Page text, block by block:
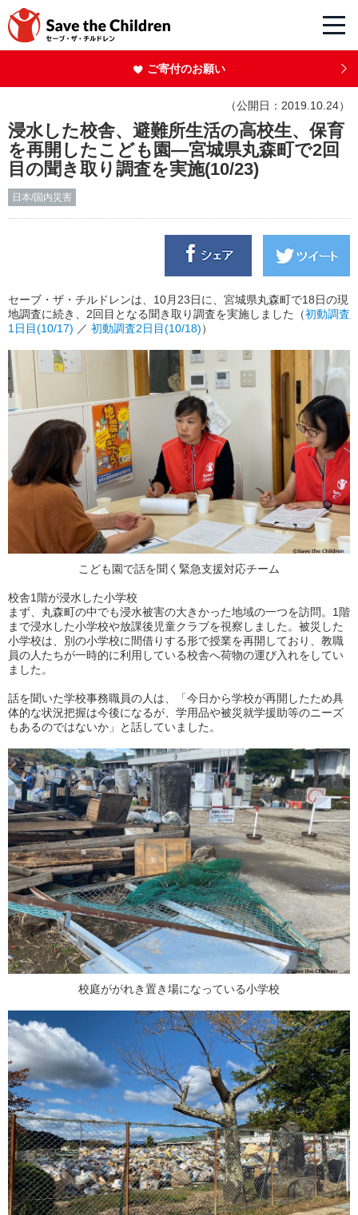
ご寄付のお願い
（公開日：2019.10.24）
浸水した校舎、避難所生活の高校生、保育
を再開したこども園―宮城県丸森町で2回
目の聞き取り調査を実施(10/23)
日本/国内災害
セーブ・ザ・チルドレンは、10月23日に、宮城県丸森町で18日の現
地調査に続き、2回目となる聞き取り調査を実施しました（初動調査
1日目(10/17) ／ 初動調査2日目(10/18)）
こども園で話を聞く緊急支援対応チーム
校舎1階が浸水した小学校
まず、丸森町の中でも浸水被害の大きかった地域の一つを訪問。1階
まで浸水した小学校や放課後児童クラブを視察しました。被災した
小学校は、別の小学校に間借りする形で授業を再開しており、教職
員の人たちが一時的に利用している校舎へ荷物の運び入れをしてい
ました。
話を聞いた学校事務職員の人は、「今日から学校が再開したため具
体的な状況把握は今後になるが、学用品や被災就学援助等のニーズ
もあるのではないか」と話していました。
校庭ががれき置き場になっている小学校